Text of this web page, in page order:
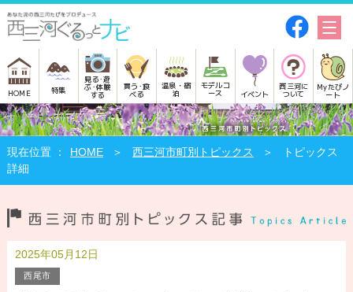
HOME 特集
見る･遊
ぶ･体験
する
買う･食
べる
温泉・宿
泊
モデルコ
ース イベント
西三河に
ついて
Myたびノ
ート
HOME 西三河市町別トピックス
トピックス
詳細
2025年05月12日
西尾市